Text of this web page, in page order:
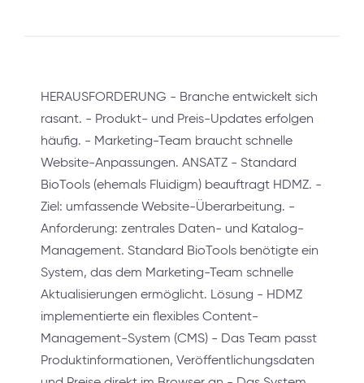
HERAUSFORDERUNG - Branche entwickelt sich
rasant. - Produkt- und Preis-Updates erfolgen
häufig. - Marketing-Team braucht schnelle
Website-Anpassungen. ANSATZ - Standard
BioTools (ehemals Fluidigm) beauftragt HDMZ. -
Ziel: umfassende Website-Überarbeitung. -
Anforderung: zentrales Daten- und Katalog-
Management. Standard BioTools benötigte ein
System, das dem Marketing-Team schnelle
Aktualisierungen ermöglicht. Lösung - HDMZ
implementierte ein flexibles Content-
Management-System (CMS) - Das Team passt
Produktinformationen, Veröffentlichungsdaten